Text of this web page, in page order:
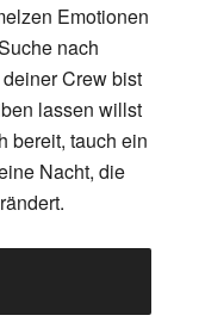
Emotionen
nach
Crew bist
lassen willst
bereit, tauch ein
Nacht, die